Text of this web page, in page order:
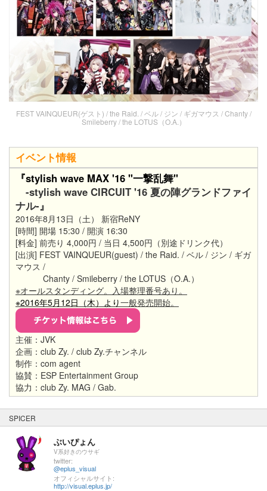
FEST VAINQUEUR(ゲスト) / the Raid. / ベル / ジン / ギガマウス / Chanty /
Smileberry / the LOTUS（O.A.）
イベント情報
『stylish wave MAX '16 "一撃乱舞"
-stylish wave CIRCUIT '16 夏の陣グランドファイ
ナル-』
2016年8月13日（土） 新宿ReNY
[時間] 開場 15:30 / 開演 16:30
[料金] 前売り 4,000円 / 当日 4,500円（別途ドリンク代）
[出演] FEST VAINQUEUR(guest) / the Raid. / ベル / ジン / ギガ
マウス /
Chanty / Smileberry / the LOTUS（O.A.）
※オールスタンディング。入場整理番号あり。
※2016年5月12日（木）より一般発売開始。
主催：JVK
企画：club Zy. / club Zy.チャンネル
制作：com agent
協賛：ESP Entertainment Group
協力：club Zy. MAG / Gab.
SPICER
ぶいぴょん
V系好きのウサギ
twitter:
@eplus_visual
オフィシャルサイト:
http://visual.eplus.jp/